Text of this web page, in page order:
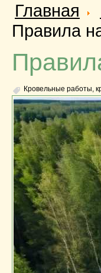
Главная
Правила
Кровельные работы,